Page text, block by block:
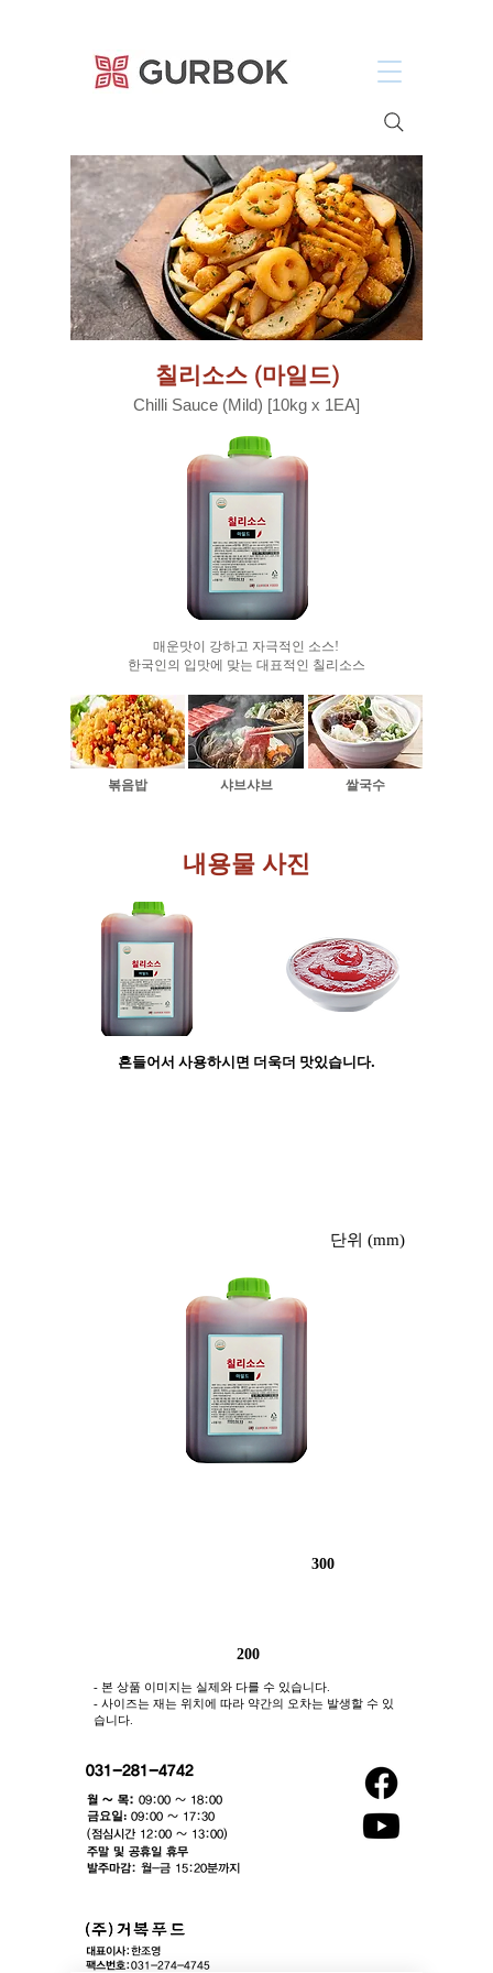
거복푸드
​칠리소스 (마일드)
Chilli Sauce (Mild) [10kg x 1EA]
매운맛이 강하고 자극적인 소스!
​한국인의 입맛에 맞는 대표적인 칠리소스
​볶음밥 샤브샤브 쌀국수
​내용물 사진
흔들어서 사용하시면 더욱더 맛있습니다.
단위 (mm)
300
200
- 본 상품 이미지는 실제와 다를 수 있습니다.
- 사이즈는 재는 위치에 따라 약간의 오차는 발생할 수 있
습니다.
031-281-4742
월 ~ 목: 09:00 ~ 18:00
​금요일: 09:00 ~ 17:30
(점심시간 12:00 ~ 13:00)​
주말 및 공휴일 휴무
발주마감: 월-금 15:20분까지
대표이사:한조영
팩스번호:031-274-4745